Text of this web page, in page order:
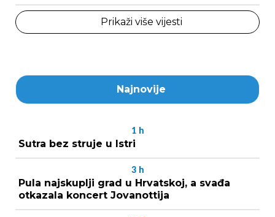
Prikaži više vijesti
Najnovije
1 h
Sutra bez struje u Istri
3 h
Pula najskuplji grad u Hrvatskoj, a svađa
otkazala koncert Jovanottija